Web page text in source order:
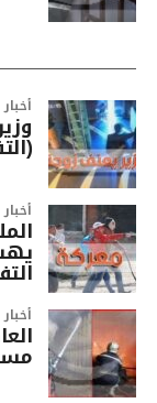
أخبار
أخبار
أخبار